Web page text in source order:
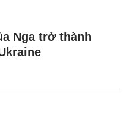
Nga trở thành